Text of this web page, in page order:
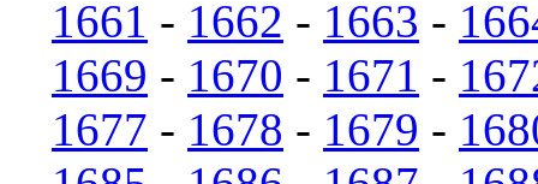
1661 - 1662 - 1663 -
1669 - 1670 - 1671 -
1677 - 1678 - 1679 -